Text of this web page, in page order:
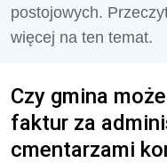
postojowych.
więcej na ten temat.
Czy gmina
faktur za
cmentarzami